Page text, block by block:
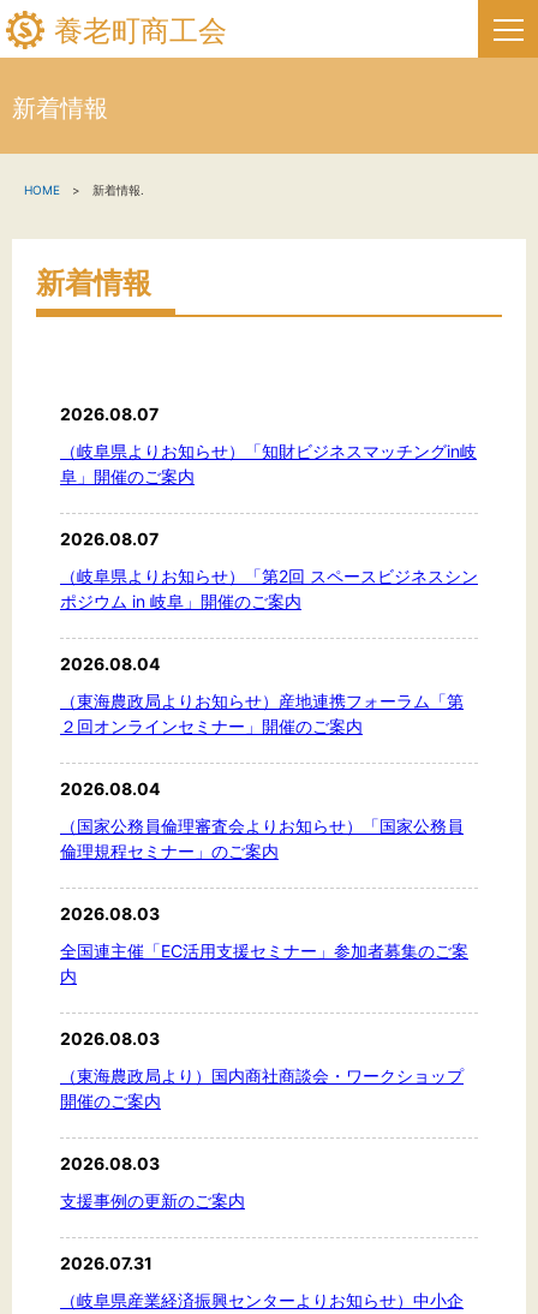
養老町商工会
関係機関の方へ
養老町商工会の情報
お問い合わせ
新着情報
HOME 新着情報.
新着情報
2026.08.07
（岐阜県よりお知らせ）「知財ビジネスマッチングin岐
阜」開催のご案内
2026.08.07
（岐阜県よりお知らせ）「第2回 スペースビジネスシン
ポジウム in 岐阜」開催のご案内
2026.08.04
（東海農政局よりお知らせ）産地連携フォーラム「第
２回オンラインセミナー」開催のご案内
2026.08.04
（国家公務員倫理審査会よりお知らせ）「国家公務員
倫理規程セミナー」のご案内
2026.08.03
全国連主催「EC活用支援セミナー」参加者募集のご案
内
2026.08.03
（東海農政局より）国内商社商談会・ワークショップ
開催のご案内
2026.08.03
支援事例の更新のご案内
2026.07.31
（岐阜県産業経済振興センターよりお知らせ）中小企